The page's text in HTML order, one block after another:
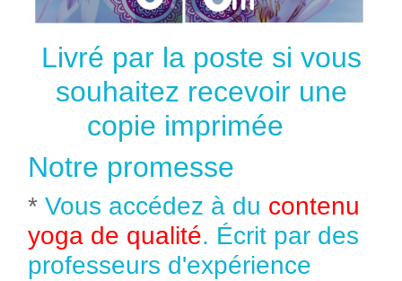
Livré par la poste si vous
souhaitez recevoir une
copie imprimée
Notre promesse
* Vous accédez à du contenu
yoga de qualité. Écrit par des
professeurs d'expérience